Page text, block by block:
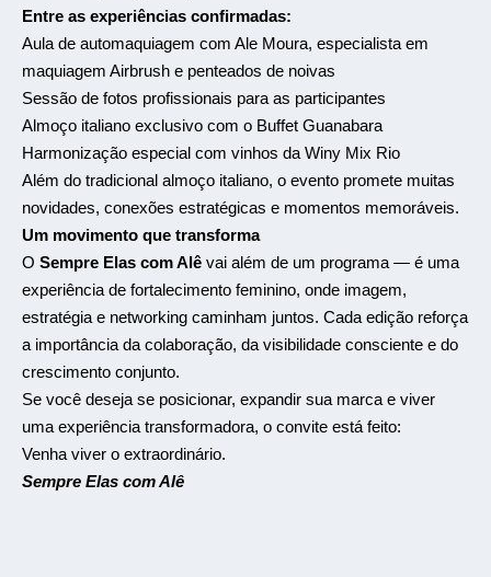
Entre as experiências confirmadas:
Aula de automaquiagem com Ale Moura, especialista em
maquiagem Airbrush e penteados de noivas
Sessão de fotos profissionais para as participantes
Almoço italiano exclusivo com o Buffet Guanabara
Harmonização especial com vinhos da Winy Mix Rio
Além do tradicional almoço italiano, o evento promete muitas
novidades, conexões estratégicas e momentos memoráveis.
Um movimento que transforma
O Sempre Elas com Alê vai além de um programa — é uma
experiência de fortalecimento feminino, onde imagem,
estratégia e networking caminham juntos. Cada edição reforça
a importância da colaboração, da visibilidade consciente e do
crescimento conjunto.
Se você deseja se posicionar, expandir sua marca e viver
uma experiência transformadora, o convite está feito:
Venha viver o extraordinário.
Sempre Elas com Alê